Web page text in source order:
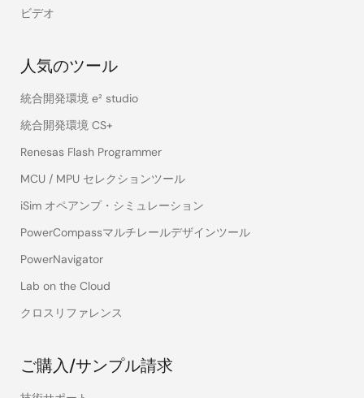
ビデオ
人気のツール
統合開発環境 e² studio
統合開発環境 CS+
Renesas Flash Programmer
MCU / MPU セレクションツール
iSim オペアンプ・シミュレーション
PowerCompassマルチレールデザインツール
PowerNavigator
Lab on the Cloud
クロスリファレンス
ご購入/サンプル請求